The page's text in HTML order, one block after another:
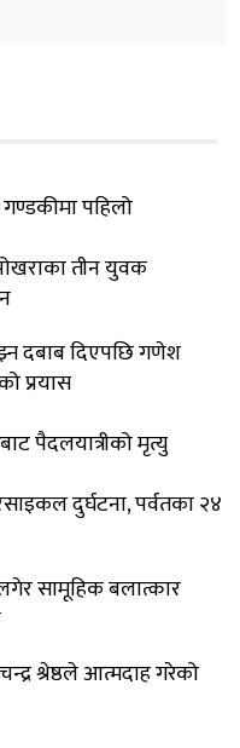
पहिलो
तीन युवक
दबाब दिएपछि गणेश
प्रयास
पैदलयात्रीको मृत्यु
दुर्घटना, पर्वतका २४
सामूहिक बलात्कार
श्रेष्ठले आत्मदाह गरेको